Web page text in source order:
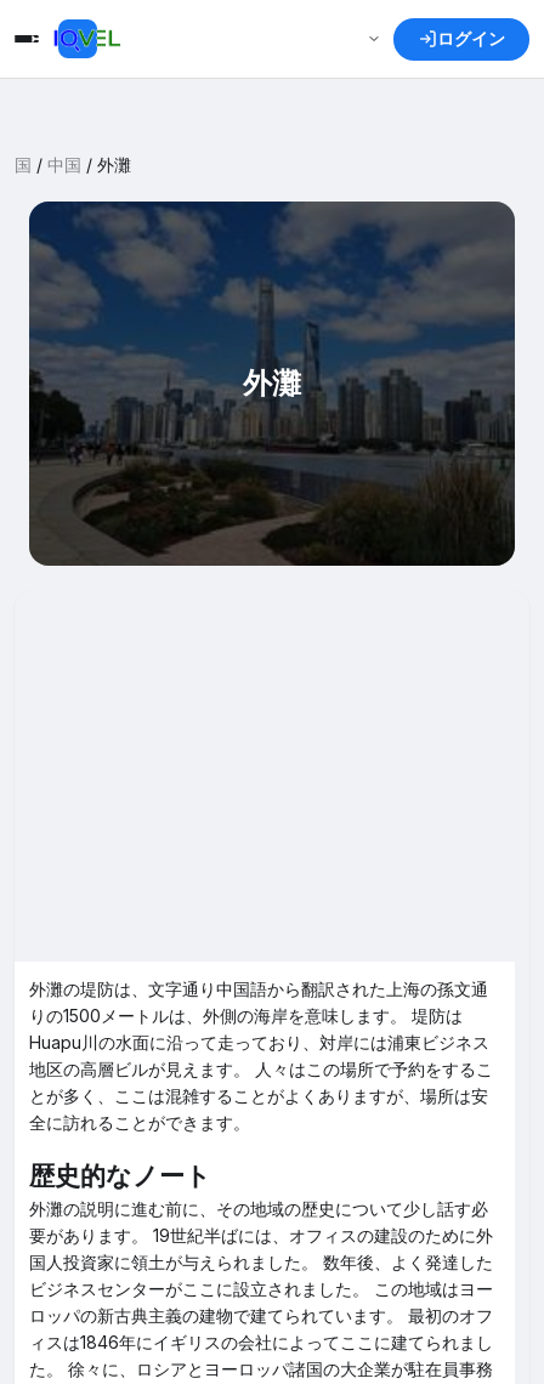
ログイン
国 / 中国 / 外灘
外灘
外灘の堤防は、文字通り中国語から翻訳された上海の孫文通
りの1500メートルは、外側の海岸を意味します。 堤防は
Huapu川の水面に沿って走っており、対岸には浦東ビジネス
地区の高層ビルが見えます。 人々はこの場所で予約をするこ
とが多く、ここは混雑することがよくありますが、場所は安
全に訪れることができます。
歴史的なノート
外灘の説明に進む前に、その地域の歴史について少し話す必
要があります。 19世紀半ばには、オフィスの建設のために外
国人投資家に領土が与えられました。 数年後、よく発達した
ビジネスセンターがここに設立されました。 この地域はヨー
ロッパの新古典主義の建物で建てられています。 最初のオフ
ィスは1846年にイギリスの会社によってここに建てられまし
た。 徐々に、ロシアとヨーロッパ諸国の大企業が駐在員事務